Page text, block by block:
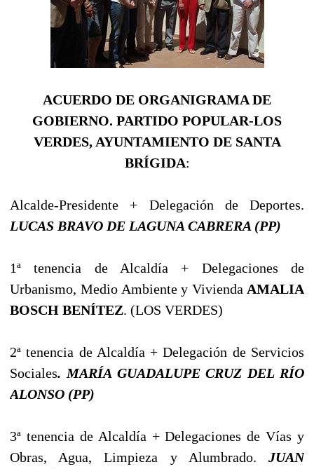
ACUERDO DE ORGANIGRAMA DE
GOBIERNO. PARTIDO POPULAR-LOS
VERDES, AYUNTAMIENTO DE SANTA
BRÍGIDA:
Alcalde-Presidente + Delegación de Deportes.
LUCAS BRAVO DE LAGUNA CABRERA (PP)
1ª tenencia de Alcaldía + Delegaciones de
Urbanismo, Medio Ambiente y Vivienda AMALIA
BOSCH BENÍTEZ. (LOS VERDES)
2ª tenencia de Alcaldía + Delegación de Servicios
Sociales. MARÍA GUADALUPE CRUZ DEL RÍO
ALONSO (PP)
3ª tenencia de Alcaldía + Delegaciones de Vías y
Obras, Agua, Limpieza y Alumbrado. JUAN